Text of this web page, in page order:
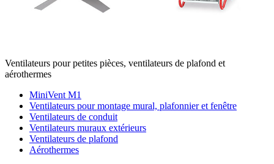
Ventilateurs pour petites pièces, ventilateurs de plafond et
aérothermes
MiniVent M1
Ventilateurs pour montage mural, plafonnier et fenêtre
Ventilateurs de conduit
Ventilateurs muraux extérieurs
Ventilateurs de plafond
Aérothermes